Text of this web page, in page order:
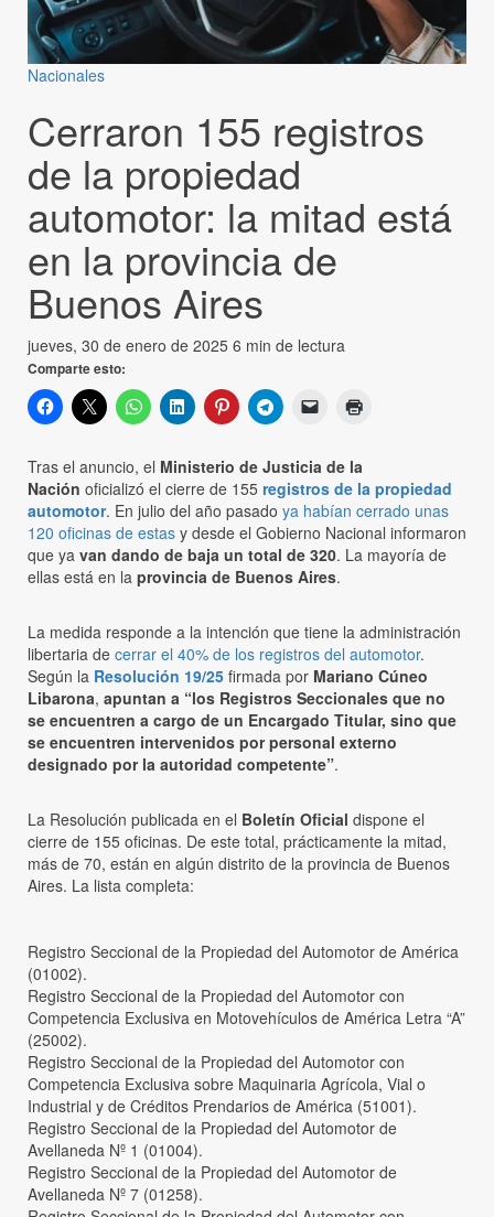
Nacionales
Cerraron 155 registros
de la propiedad
automotor: la mitad está
en la provincia de
Buenos Aires
jueves, 30 de enero de 2025 6 min de lectura
Comparte esto:
Tras el anuncio, el Ministerio de Justicia de la
Nación oficializó el cierre de 155 registros de la propiedad
automotor. En julio del año pasado ya habían cerrado unas
120 oficinas de estas y desde el Gobierno Nacional informaron
que ya van dando de baja un total de 320. La mayoría de
ellas está en la provincia de Buenos Aires.
La medida responde a la intención que tiene la administración
libertaria de cerrar el 40% de los registros del automotor.
Según la Resolución 19/25 firmada por Mariano Cúneo
Libarona, apuntan a “los Registros Seccionales que no
se encuentren a cargo de un Encargado Titular, sino que
se encuentren intervenidos por personal externo
designado por la autoridad competente”.
La Resolución publicada en el Boletín Oficial dispone el
cierre de 155 oficinas. De este total, prácticamente la mitad,
más de 70, están en algún distrito de la provincia de Buenos
Aires. La lista completa:
Registro Seccional de la Propiedad del Automotor de América
(01002).
Registro Seccional de la Propiedad del Automotor con
Competencia Exclusiva en Motovehículos de América Letra “A”
(25002).
Registro Seccional de la Propiedad del Automotor con
Competencia Exclusiva sobre Maquinaria Agrícola, Vial o
Industrial y de Créditos Prendarios de América (51001).
Registro Seccional de la Propiedad del Automotor de
Avellaneda Nº 1 (01004).
Registro Seccional de la Propiedad del Automotor de
Avellaneda Nº 7 (01258).